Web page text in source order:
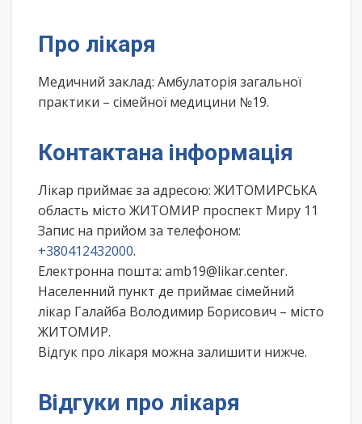
Про лікаря
Медичний заклад: Амбулаторія загальної
практики – сімейної медицини №19.
Контактана інформація
Лікар приймає за адресою: ЖИТОМИРСЬКА
область місто ЖИТОМИР проспект Миру 11
Запис на прийом за телефоном:
+380412432000.
Електронна пошта: amb19@likar.center.
Населенний пункт де приймає сімейний
лікар Галайба Володимир Борисович – місто
ЖИТОМИР.
Відгук про лікаря можна залишити нижче.
Відгуки про лікаря